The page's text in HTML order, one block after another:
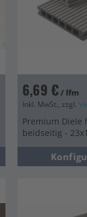
6,69 €/ lfm
Inkl. MwSt., zzgl.
Premium Diele
beidseitig -